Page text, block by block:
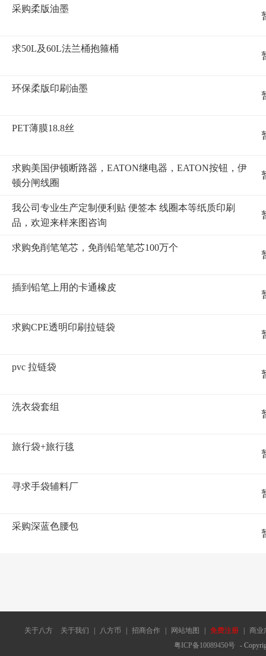
采购柔版油墨
求50L及60L法兰桶抱箍桶
环保柔版印刷油墨
PET薄膜18.8丝
求购美国伊顿断路器，EATON继电器，EATON按钮，伊
顿分闸线圈
我公司专业生产定制便利贴 便签本 线圈本等纸质印刷
品，欢迎来样来图咨询
求购免削笔笔芯，免削铅笔笔芯100万个
插到铅笔上用的卡通橡皮
求购CPE透明印刷拉链袋
pvc 拉链袋
洗衣袋套组
旅行袋+旅行毯
寻求手袋辅料厂
采购深蓝色腰包
关于八方 关于我们 八方币 招商合作 网站地图 免费注册
商业
粤ICP备10089450号 -